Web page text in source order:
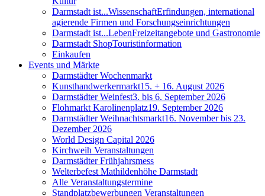
Darmstadt ist...WissenschaftErfindungen, international
agierende Firmen und Forschungseinrichtungen
Darmstadt ist...LebenFreizeitangebote und Gastronomie
Darmstadt ShopTouristinformation
Einkaufen
Events und Märkte
Darmstädter Wochenmarkt
Kunsthandwerkermarkt15. + 16. August 2026
Darmstädter Weinfest3. bis 6. September 2026
Flohmarkt Karolinenplatz19. September 2026
Darmstädter Weihnachtsmarkt16. November bis 23.
Dezember 2026
World Design Capital 2026
Kirchweih Veranstaltungen
Darmstädter Frühjahrsmess
Welterbefest Mathildenhöhe Darmstadt
Alle Veranstaltungstermine
Standplatzbewerbungen Veranstaltungen